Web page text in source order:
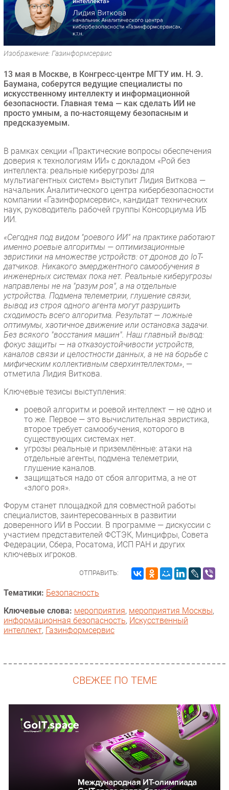
Безопасность
Инновации
Гаджеты
Здоровье
РАЗДЕЛЫ
Новости
Интервью
Мероприятия
Проекты
IT класс
Тестовый стенд
Изображение: Газинформсервис
13 мая в Москве, в Конгресс-центре МГТУ им. Н. Э.
Баумана, соберутся ведущие специалисты по
искусственному интеллекту и информационной
безопасности. Главная тема — как сделать ИИ не
просто умным, а по-настоящему безопасным и
предсказуемым.
В рамках секции «Практические вопросы обеспечения
доверия к технологиям ИИ» с докладом «Рой без
интеллекта: реальные киберугрозы для
мультиагентных систем» выступит Лидия Виткова —
начальник Аналитического центра кибербезопасности
компании «Газинформсервис», кандидат технических
наук, руководитель рабочей группы Консорциума ИБ
ИИ.
«Сегодня под видом "роевого ИИ" на практике работают
именно роевые алгоритмы — оптимизационные
эвристики на множестве устройств: от дронов до IoT-
датчиков. Никакого эмерджентного самообучения в
инженерных системах пока нет. Реальные киберугрозы
направлены не на "разум роя", а на отдельные
устройства. Подмена телеметрии, глушение связи,
вывод из строя одного агента могут разрушить
сходимость всего алгоритма. Результат — ложные
оптимумы, хаотичное движение или остановка задачи.
Без всякого "восстания машин". Наш главный вывод:
фокус защиты — на отказоустойчивости устройств,
каналов связи и целостности данных, а не на борьбе с
мифическим коллективным сверхинтеллектом», —
отметила Лидия Виткова.
Ключевые тезисы выступления:
роевой алгоритм и роевой интеллект — не одно и
то же. Первое — это вычислительная эвристика,
второе требует самообучения, которого в
существующих системах нет.
угрозы реальные и приземлённые: атаки на
отдельные агенты, подмена телеметрии,
глушение каналов.
защищаться надо от сбоя алгоритма, а не от
«злого роя».
Форум станет площадкой для совместной работы
специалистов, заинтересованных в развитии
доверенного ИИ в России. В программе — дискуссии с
участием представителей ФСТЭК, Минцифры, Совета
Федерации, Сбера, Росатома, ИСП РАН и других
ключевых игроков.
ОТПРАВИТЬ:
Тематики: Безопасность
Ключевые слова: мероприятия, мероприятия Москвы,
информационная безопасность, Искусственный
интеллект, Газинформсервис
СВЕЖЕЕ ПО ТЕМЕ